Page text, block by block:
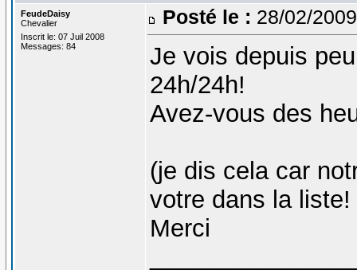
FeudeDaisy
Chevalier
Inscrit le: 07 Juil 2008
Messages: 84
Posté le : 28/02/
Je vois depuis
24h/24h!
Avez-vous des
(je dis cela car
votre dans la liste!
Merci